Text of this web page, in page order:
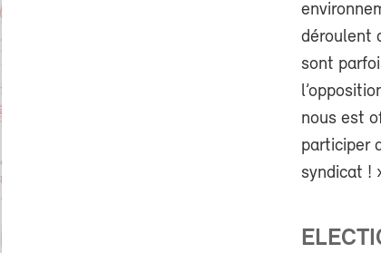
déroulent
sont
nous est
participer
syndicat !